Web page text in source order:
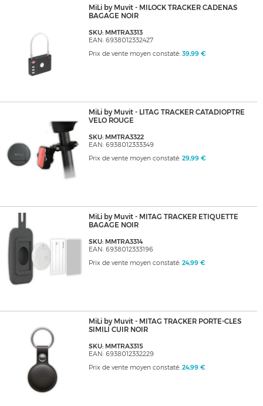
MiLi by Muvit - MILOCK TRACKER CADENAS
BAGAGE NOIR
SKU: MMTRA3313
EAN: 6938012332427
Prix de vente moyen constaté: 39,99 €
MiLi by Muvit - LITAG TRACKER CATADIOPTRE
VELO ROUGE
SKU: MMTRA3322
EAN: 6938012333349
Prix de vente moyen constaté: 29,99 €
MiLi by Muvit - MITAG TRACKER ETIQUETTE
BAGAGE NOIR
SKU: MMTRA3314
EAN: 6938012333196
Prix de vente moyen constaté: 24,99 €
MiLi by Muvit - MITAG TRACKER PORTE-CLES
SIMILI CUIR NOIR
SKU: MMTRA3315
EAN: 6938012332229
Prix de vente moyen constaté: 24,99 €